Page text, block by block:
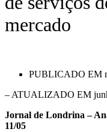
mercado
PUBLICADO EM
– ATUALIZADO EM
Jornal de Londrina –
11/05